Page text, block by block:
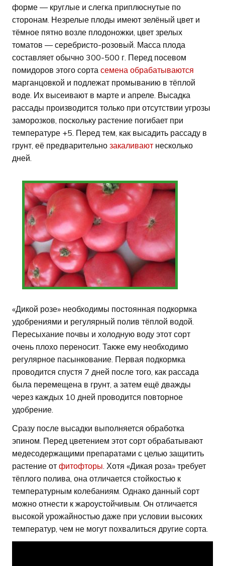
форме — круглые и слегка приплюснутые по
сторонам. Незрелые плоды имеют зелёный цвет и
тёмное пятно возле плодоножки, цвет зрелых
томатов — серебристо-розовый. Масса плода
составляет обычно 300-500 г. Перед посевом
помидоров этого сорта семена обрабатываются
марганцовкой и подлежат промыванию в тёплой
воде. Их высеивают в марте и апреле. Высадка
рассады производится только при отсутствии угрозы
заморозков, поскольку растение погибает при
температуре +5. Перед тем, как высадить рассаду в
грунт, её предварительно закаливают несколько
дней.
«Дикой розе» необходимы постоянная подкормка
удобрениями и регулярный полив тёплой водой.
Пересыхание почвы и холодную воду этот сорт
очень плохо переносит. Также ему необходимо
регулярное пасынкование. Первая подкормка
проводится спустя 7 дней после того, как рассада
была перемещена в грунт, а затем ещё дважды
через каждых 10 дней проводится повторное
удобрение.
Сразу после высадки выполняется обработка
эпином. Перед цветением этот сорт обрабатывают
медесодержащими препаратами с целью защитить
растение от фитофторы . Хотя «Дикая роза» требует
тёплого полива, она отличается стойкостью к
температурным колебаниям. Однако данный сорт
можно отнести к жароустойчивым. Он отличается
высокой урожайностью даже при условии высоких
температур, чем не могут похвалиться другие сорта.